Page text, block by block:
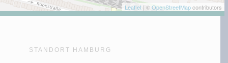
Leaflet| ©OpenStreetMapcontributors
STANDORT HAMBURG